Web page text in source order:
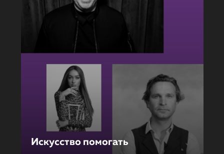
Искусство помогать